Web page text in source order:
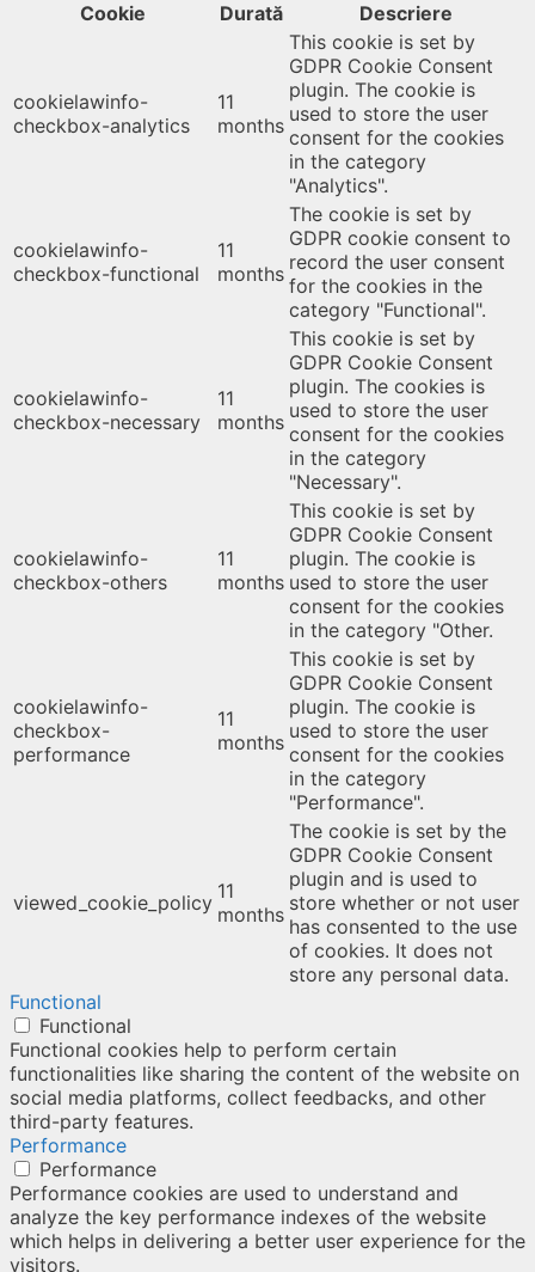
Cookie
Durată Descriere
cookielawinfo-
checkbox-analytics
11
months
This cookie is set by
GDPR Cookie Consent
plugin. The cookie is
used to store the user
consent for the cookies
in the category
"Analytics".
cookielawinfo-
checkbox-functional
11
months
The cookie is set by
GDPR cookie consent to
record the user consent
for the cookies in the
category "Functional".
cookielawinfo-
checkbox-necessary
11
months
This cookie is set by
GDPR Cookie Consent
plugin. The cookies is
used to store the user
consent for the cookies
in the category
"Necessary".
cookielawinfo-
checkbox-others
11
months
This cookie is set by
GDPR Cookie Consent
plugin. The cookie is
used to store the user
consent for the cookies
in the category "Other.
cookielawinfo-
checkbox-
performance
11
months
This cookie is set by
GDPR Cookie Consent
plugin. The cookie is
used to store the user
consent for the cookies
in the category
"Performance".
viewed_cookie_policy 11
months
The cookie is set by the
GDPR Cookie Consent
plugin and is used to
store whether or not user
has consented to the use
of cookies. It does not
store any personal data.
Functional
Functional
Functional cookies help to perform certain
functionalities like sharing the content of the website on
social media platforms, collect feedbacks, and other
third-party features.
Performance
Performance
Performance cookies are used to understand and
analyze the key performance indexes of the website
which helps in delivering a better user experience for the
visitors.